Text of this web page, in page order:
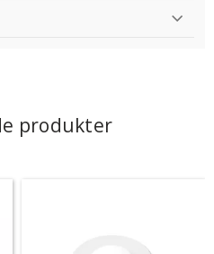
produkter